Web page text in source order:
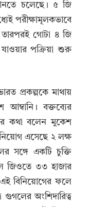
চলেছে। ৫ জি
পরীক্ষামূলকভাবে
গোটা ৪ জি
পক্রিয়া শুরু
প্রকল্পকে মাথায়
বক্তব্যের
কথা বলেন মুকেশ
এসেছে ২ লক্ষ
সঙ্গে একটি চুক্তি
জিওতে ৩৩ হাজার
বিনিয়োগের ফলে
গুগলের অংশিদারিত্ব